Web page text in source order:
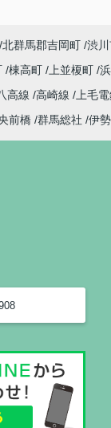
北群馬郡吉岡町 渋
棟高町 上並榎町
高線 高崎線 上毛
前橋 群馬総社 伊